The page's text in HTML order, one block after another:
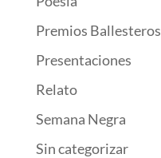
Premios Ballesteros
Presentaciones
Relato
Semana Negra
Sin categorizar